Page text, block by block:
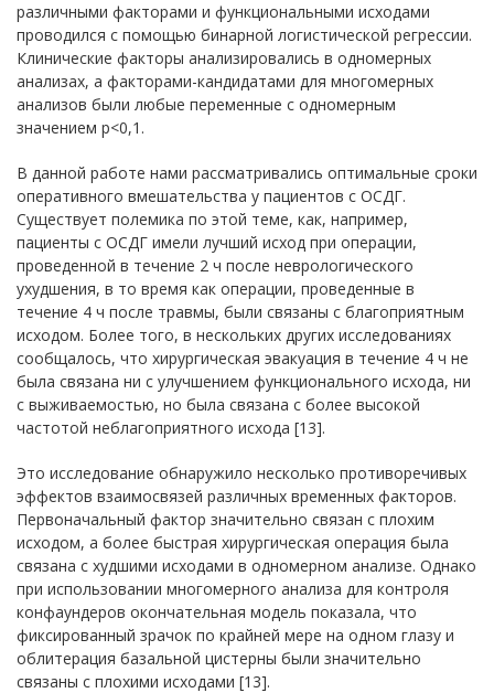
различными факторами и функциональными исходами
проводился с помощью бинарной логистической регрессии.
Клинические факторы анализировались в одномерных
анализах, а факторами-кандидатами для многомерных
анализов были любые переменные с одномерным
значением р<0,1.
В данной работе нами рассматривались оптимальные сроки
оперативного вмешательства у пациентов с ОСДГ.
Существует полемика по этой теме, как, например,
пациенты с ОСДГ имели лучший исход при операции,
проведенной в течение 2 ч после неврологического
ухудшения, в то время как операции, проведенные в
течение 4 ч после травмы, были связаны с благоприятным
исходом. Более того, в нескольких других исследованиях
сообщалось, что хирургическая эвакуация в течение 4 ч не
была связана ни с улучшением функционального исхода, ни
с выживаемостью, но была связана с более высокой
частотой неблагоприятного исхода [13].
Это исследование обнаружило несколько противоречивых
эффектов взаимосвязей различных временных факторов.
Первоначальный фактор значительно связан с плохим
исходом, а более быстрая хирургическая операция была
связана с худшими исходами в одномерном анализе. Однако
при использовании многомерного анализа для контроля
конфаундеров окончательная модель показала, что
фиксированный зрачок по крайней мере на одном глазу и
облитерация базальной цистерны были значительно
связаны с плохими исходами [13].